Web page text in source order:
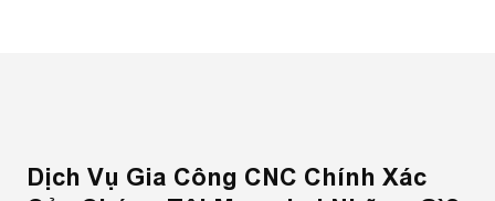
Dịch Vụ Gia Công CNC Chính Xác